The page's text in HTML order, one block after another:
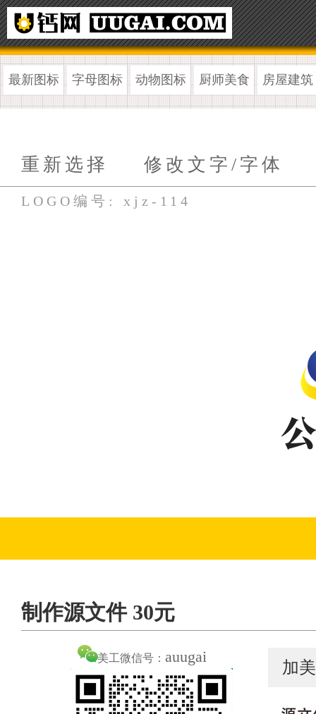
最新图标 字母图标 动物图标 厨师美食 房屋建筑
重新选择 修改文字/字体
LOGO编号: xjz-114
制作源文件 30元
美工微信号： auugai
加